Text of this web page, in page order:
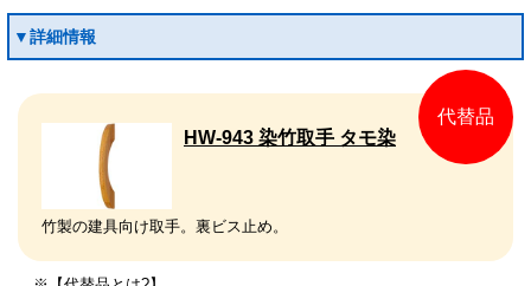
▼詳細情報
HW-943 染竹取手 タモ染
竹製の建具向け取手。裏ビス止め。